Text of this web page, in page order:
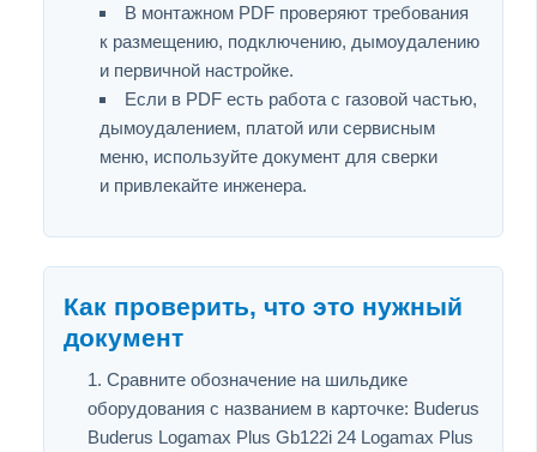
В монтажном PDF проверяют требования
к размещению, подключению, дымоудалению
и первичной настройке.
Если в PDF есть работа с газовой частью,
дымоудалением, платой или сервисным
меню, используйте документ для сверки
и привлекайте инженера.
Как проверить, что это нужный
документ
Сравните обозначение на шильдике
оборудования с названием в карточке: Buderus
Buderus Logamax Plus Gb122i 24 Logamax Plus